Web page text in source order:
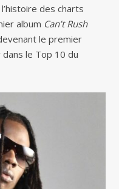
des charts
album Can’t Rush
le premier
le Top 10 du